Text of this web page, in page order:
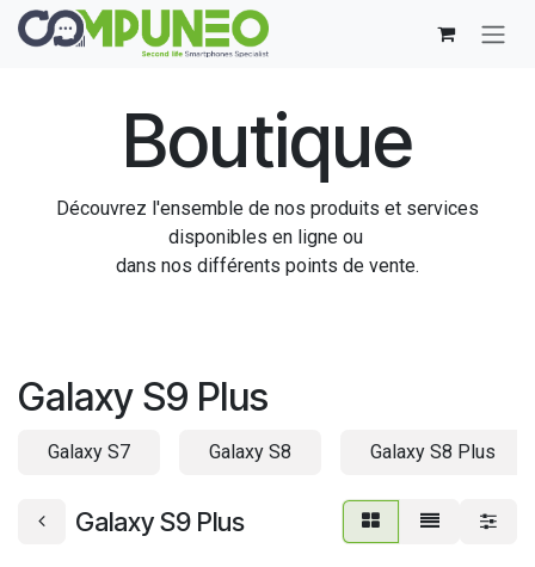
Se rendre au contenu
Boutique
Découvrez l'ensemble de nos produits et services
disponibles en ligne ou
dans nos différents points de vente.
Galaxy S9 Plus
Galaxy S7 Galaxy S8 Galaxy S8 Plus
Galaxy S9 Plus